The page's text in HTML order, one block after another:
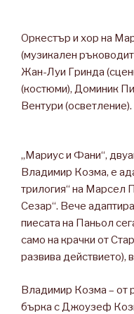
Оркестър и хор на
(музикален
Жан-Луи Гринда
(костюми), Доминик
Вентури (осветление).
„Мариус и Фани“,
Владимир Козма, е
трилогия“ на Марсел
Сезар“. Вече
пиесата на Паньол
само на крачки от
развива действието),
Владимир Козма – от
бърка с Джоузеф